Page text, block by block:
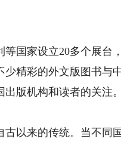
国家设立20多个展台
少精彩的外文版图书与
出版机构和读者的关注
来的传统。当不同